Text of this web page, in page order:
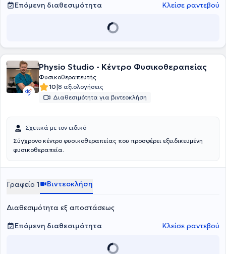
παρέχονται, εκτός από την Αξιολόγηση και την Φυσικοθεραπευτική
μαθήματα Yoga και Pilates σε μικρά γκρουπ 3-6 ατόμων, αλλά και
Διατροφολογικές - Διαιτολογικές συμβουλές.
Επόμενη διαθεσιμότητα
Κλείσε ραντεβού
Physio Studio - Κέντρο Φυσικοθεραπείας
Φυσικοθεραπευτής
10|8 αξιολογήσεις
Διαθεσιμότητα για βιντεοκλήση
Σχετικά με τον ειδικό
Σύγχρονο κέντρο φυσικοθεραπείας που προσφέρει εξειδικευμένη
φυσικοθεραπεία.
Γραφείο 1 Βιντεοκλήση
Διαθεσιμότητα εξ αποστάσεως
Επόμενη διαθεσιμότητα
Κλείσε ραντεβού